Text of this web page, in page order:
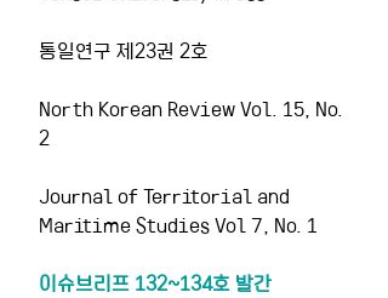
통일연구 제23권 2호
North Korean Review Vol. 15, No.
2
Journal of Territorial and
Maritime Studies Vol 7, No. 1
이슈브리프 132~134호 발간